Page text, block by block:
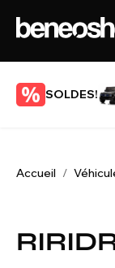
SOLDES!
Accueil /